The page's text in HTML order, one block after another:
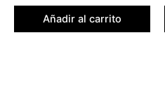
Añadir al carrito